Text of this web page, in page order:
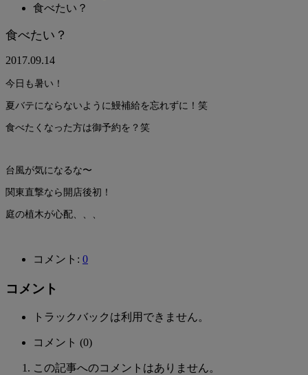
食べたい？
食べたい？
2017.09.14
今日も暑い！
夏バテにならないように鰻補給を忘れずに！笑
食べたくなった方は御予約を？笑
台風が気になるな〜
関東直撃なら開店後初！
庭の植木が心配、、、
コメント: 0
コメント
トラックバックは利用できません。
コメント (0)
この記事へのコメントはありません。